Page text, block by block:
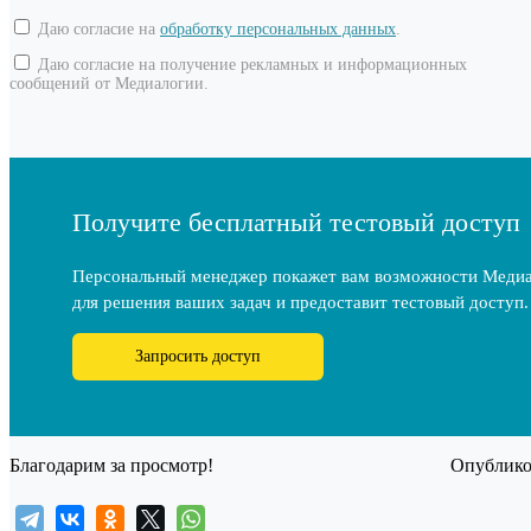
Даю согласие на обработку персональных данных
Даю согласие на получение рекламных и информационных
сообщений от Медиалогии.
Получите бесплатный тестовый доступ
Персональный менеджер покажет вам возможности
для решения ваших задач и предоставит тестовый доступ.
Запросить доступ
Благодарим за просмотр!